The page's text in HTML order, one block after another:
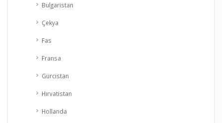
Bulgaristan
Çekya
Fas
Fransa
Gürcistan
Hırvatistan
Hollanda